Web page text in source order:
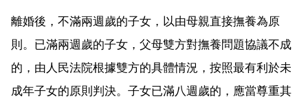
離婚後，不滿兩週歲的子女，以由母親直接撫養為原
則。已滿兩週歲的子女，父母雙方對撫養問題協議不成
的，由人民法院根據雙方的具體情況，按照最有利於未
成年子女的原則判決。子女已滿八週歲的，應當尊重其